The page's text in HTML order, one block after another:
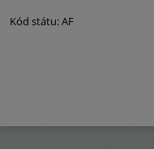
Kód státu: AF